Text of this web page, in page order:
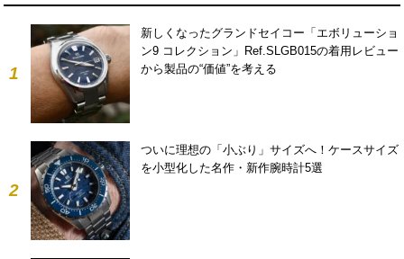
1
新しくなったグランドセイコー「エボリューショ
ン9 コレクション」Ref.SLGB015の着用レビュー
から製品の“価値”を考える
2
ついに理想の「小ぶり」サイズへ！ケースサイズ
を小型化した名作・新作腕時計5選